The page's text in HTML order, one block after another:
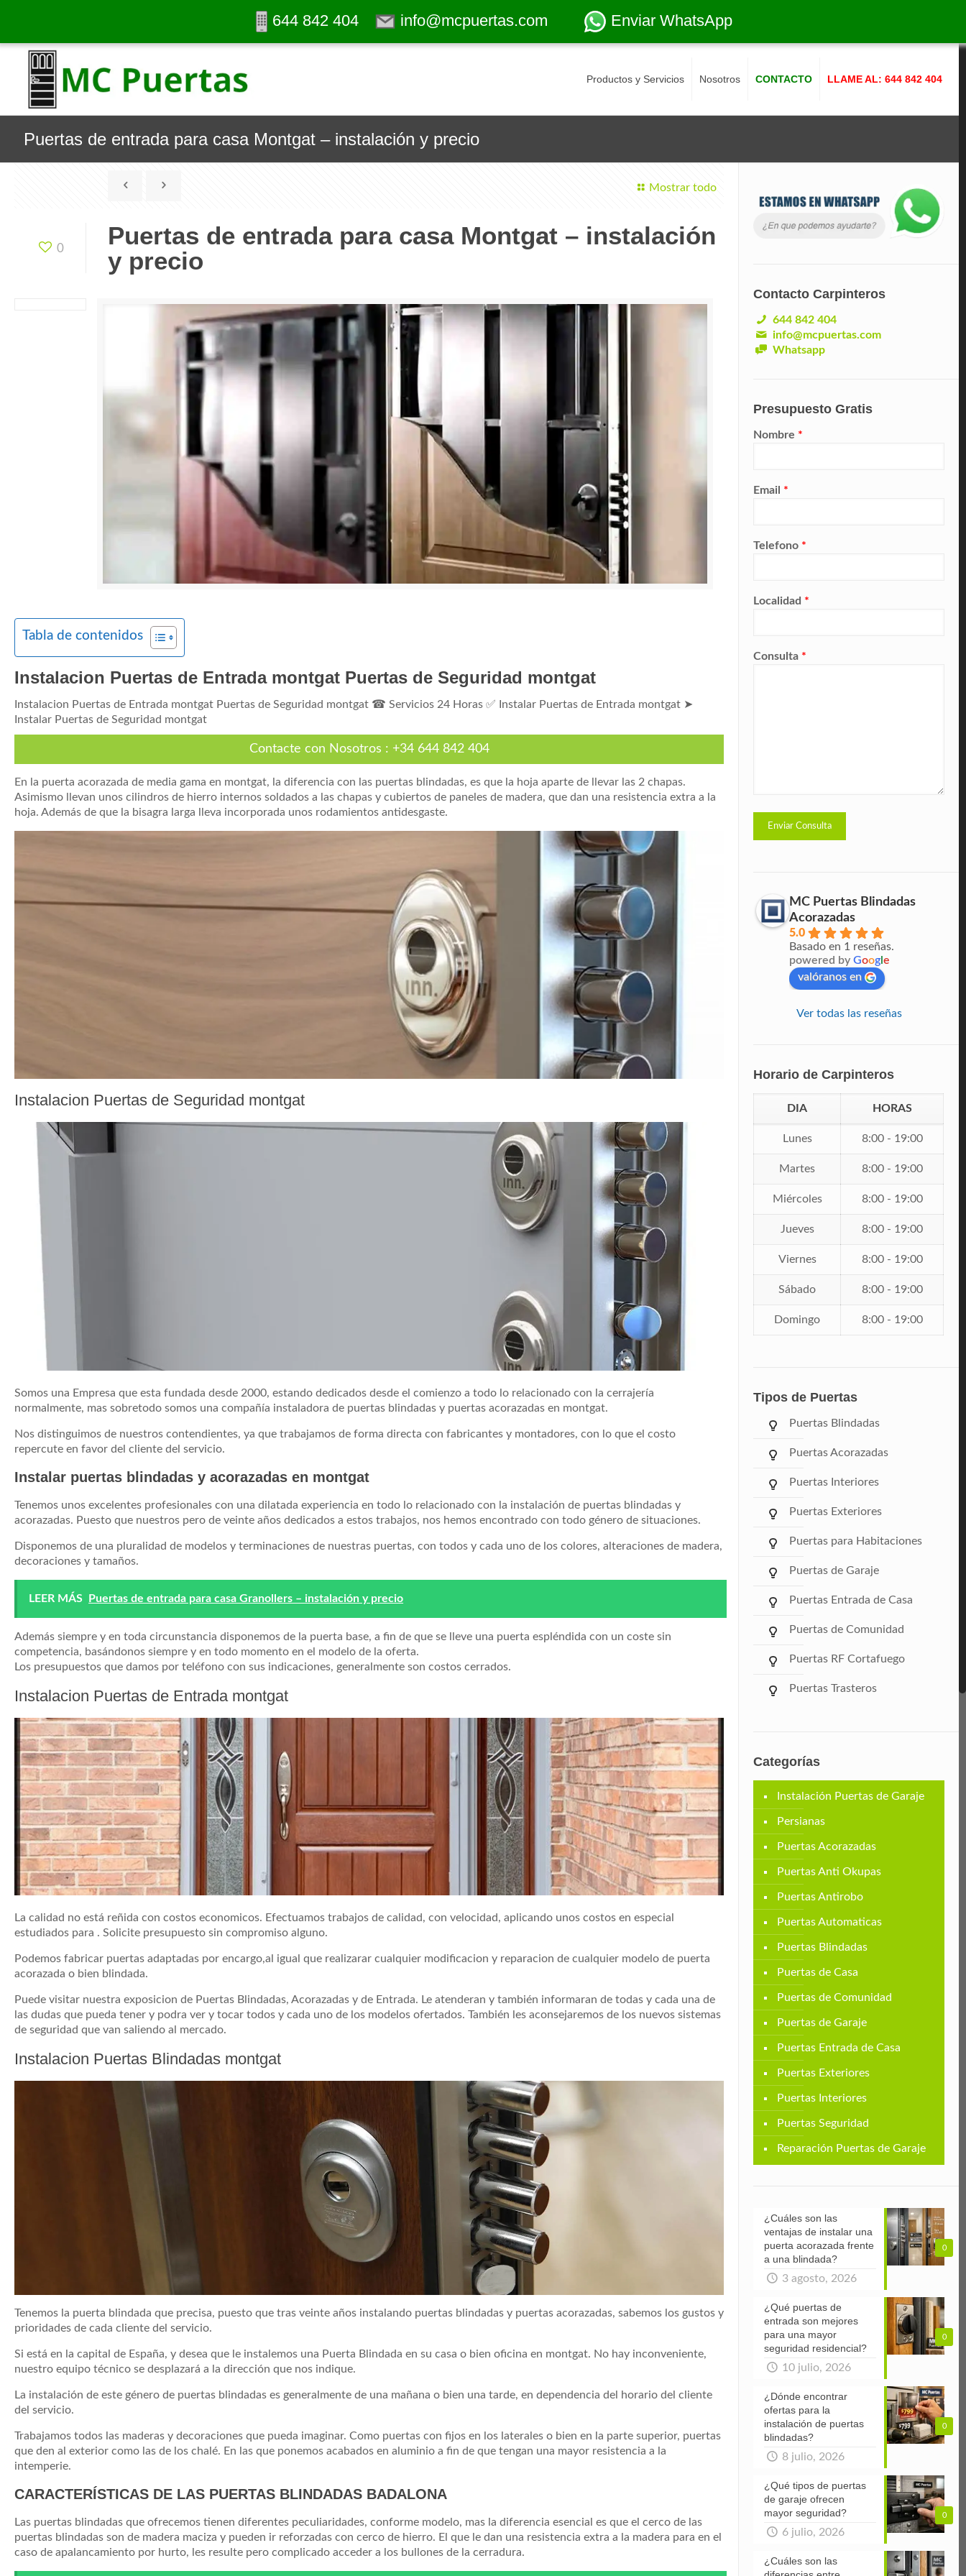
644 842 404 info@mcpuertas.com Enviar WhatsApp
Productos y Servicios Nosotros CONTACTO LLAME AL: 644 842 404
Puertas de entrada para casa Montgat – instalación y precio
Mostrar todo
0
Puertas de entrada para casa Montgat – instalación
y precio
Tabla de contenidos
Instalacion Puertas de Entrada montgat Puertas de Seguridad montgat
Instalacion Puertas de Entrada montgat Puertas de Seguridad montgat ☎ Servicios 24 Horas ✅ Instalar Puertas de Entrada montgat ➤
Instalar Puertas de Seguridad montgat
Contacte con Nosotros : +34 644 842 404
En la puerta acorazada de media gama en montgat, la diferencia con las puertas blindadas, es que la hoja aparte de llevar las 2 chapas.
Asimismo llevan unos cilindros de hierro internos soldados a las chapas y cubiertos de paneles de madera, que dan una resistencia extra a la
hoja. Además de que la bisagra larga lleva incorporada unos rodamientos antidesgaste.
Instalacion Puertas de Seguridad montgat
Somos una Empresa que esta fundada desde 2000, estando dedicados desde el comienzo a todo lo relacionado con la cerrajería
normalmente, mas sobretodo somos una compañía instaladora de puertas blindadas y puertas acorazadas en montgat.
Nos distinguimos de nuestros contendientes, ya que trabajamos de forma directa con fabricantes y montadores, con lo que el costo
repercute en favor del cliente del servicio.
Instalar puertas blindadas y acorazadas en montgat
Tenemos unos excelentes profesionales con una dilatada experiencia en todo lo relacionado con la instalación de puertas blindadas y
acorazadas. Puesto que nuestros pero de veinte años dedicados a estos trabajos, nos hemos encontrado con todo género de situaciones.
Disponemos de una pluralidad de modelos y terminaciones de nuestras puertas, con todos y cada uno de los colores, alteraciones de madera,
decoraciones y tamaños.
LEER MÁS Puertas de entrada para casa Granollers – instalación y precio
Además siempre y en toda circunstancia disponemos de la puerta base, a fin de que se lleve una puerta espléndida con un coste sin
competencia, basándonos siempre y en todo momento en el modelo de la oferta.
Los presupuestos que damos por teléfono con sus indicaciones, generalmente son costos cerrados.
Instalacion Puertas de Entrada montgat
La calidad no está reñida con costos economicos. Efectuamos trabajos de calidad, con velocidad, aplicando unos costos en especial
estudiados para . Solicite presupuesto sin compromiso alguno.
Podemos fabricar puertas adaptadas por encargo,al igual que realizarar cualquier modificacion y reparacion de cualquier modelo de puerta
acorazada o bien blindada.
Puede visitar nuestra exposicion de Puertas Blindadas, Acorazadas y de Entrada. Le atenderan y también informaran de todas y cada una de
las dudas que pueda tener y podra ver y tocar todos y cada uno de los modelos ofertados. También les aconsejaremos de los nuevos sistemas
de seguridad que van saliendo al mercado.
Instalacion Puertas Blindadas montgat
Tenemos la puerta blindada que precisa, puesto que tras veinte años instalando puertas blindadas y puertas acorazadas, sabemos los gustos y
prioridades de cada cliente del servicio.
Si está en la capital de España, y desea que le instalemos una Puerta Blindada en su casa o bien oficina en montgat. No hay inconveniente,
nuestro equipo técnico se desplazará a la dirección que nos indique.
La instalación de este género de puertas blindadas es generalmente de una mañana o bien una tarde, en dependencia del horario del cliente
del servicio.
Trabajamos todos las maderas y decoraciones que pueda imaginar. Como puertas con fijos en los laterales o bien en la parte superior, puertas
que den al exterior como las de los chalé. En las que ponemos acabados en aluminio a fin de que tengan una mayor resistencia a la
intemperie.
CARACTERÍSTICAS DE LAS PUERTAS BLINDADAS BADALONA
Las puertas blindadas que ofrecemos tienen diferentes peculiaridades, conforme modelo, mas la diferencia esencial es que el cerco de las
puertas blindadas son de madera maciza y pueden ir reforzadas con cerco de hierro. El que le dan una resistencia extra a la madera para en el
caso de apalancamiento por hurto, les resulte pero complicado acceder a los bullones de la cerradura.
Contacto Carpinteros
644 842 404
info@mcpuertas.com
Whatsapp
Presupuesto Gratis
Nombre *
Email *
Telefono *
Localidad *
Consulta *
MC Puertas Blindadas
Acorazadas
5.0
Basado en 1 reseñas.
powered byGoog le
valóranos en
Ver todas las reseñas
Horario de Carpinteros
DIA HORAS
Lunes 8:00 - 19:00
Martes 8:00 - 19:00
Miércoles 8:00 - 19:00
Jueves 8:00 - 19:00
Viernes 8:00 - 19:00
Sábado 8:00 - 19:00
Domingo 8:00 - 19:00
Tipos de Puertas
Puertas Blindadas
Puertas Acorazadas
Puertas Interiores
Puertas Exteriores
Puertas para Habitaciones
Puertas de Garaje
Puertas Entrada de Casa
Puertas de Comunidad
Puertas RF Cortafuego
Puertas Trasteros
Categorías
Instalación Puertas de Garaje
Persianas
Puertas Acorazadas
Puertas Anti Okupas
Puertas Antirobo
Puertas Automaticas
Puertas Blindadas
Puertas de Casa
Puertas de Comunidad
Puertas de Garaje
Puertas Entrada de Casa
Puertas Exteriores
Puertas Interiores
Puertas Seguridad
Reparación Puertas de Garaje
0
¿Cuáles son las
ventajas de instalar una
puerta acorazada frente
a una blindada?
3 agosto, 2026
0
¿Qué puertas de
entrada son mejores
para una mayor
seguridad residencial?
10 julio, 2026
0
¿Dónde encontrar
ofertas para la
instalación de puertas
blindadas?
8 julio, 2026
0
¿Qué tipos de puertas
de garaje ofrecen
mayor seguridad?
6 julio, 2026
¿Cuáles son las